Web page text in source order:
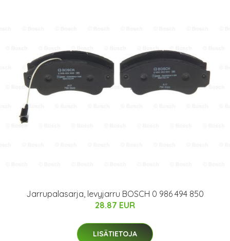
Jarrupalasarja, levyjarru BOSCH 0 986 494 850
28.87 EUR
LISÄTIETOJA